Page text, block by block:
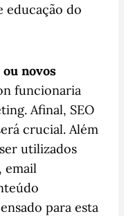
educação do
novos
funcionaria
Afinal, SEO
crucial. Além
utilizados
email
para esta